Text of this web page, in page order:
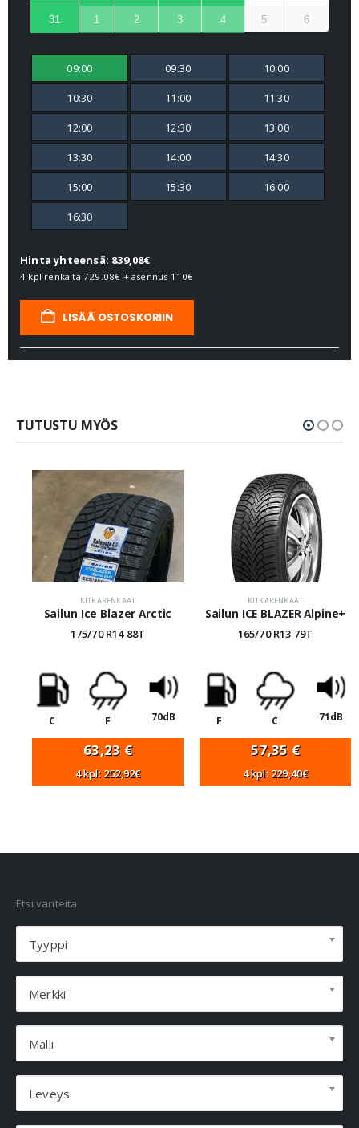
31 1 2 3 4 5 6
09:00 09:30 10:00
10:30 11:00 11:30
12:00 12:30 13:00
13:30 14:00 14:30
15:00 15:30 16:00
16:30
Hinta yhteensä: 839,08€
4 kpl renkaita 729.08€ + asennus 110€
LISÄÄ OSTOSKORIIN
TUTUSTU MYÖS
KITKARENKAAT
Sailun Ice Blazer Arctic
175/70 R14 88T
C F 70dB
63,23 €
4 kpl: 252,92€
KITKARENKAAT
Sailun ICE BLAZER Alpine+
165/70 R13 79T
F C 71dB
57,35 €
4 kpl: 229,40€
Etsi vanteita
Tyyppi
Merkki
Malli
Leveys